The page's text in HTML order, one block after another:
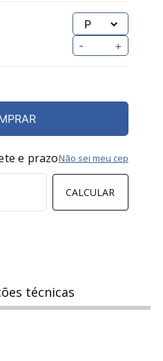
- +
e prazo
CALCULAR
Não sei meu cep
técnicas